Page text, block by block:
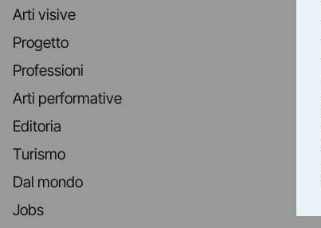
Arti visive
Progetto
Professioni
Arti performative
Editoria
Turismo
Dal mondo
Jobs